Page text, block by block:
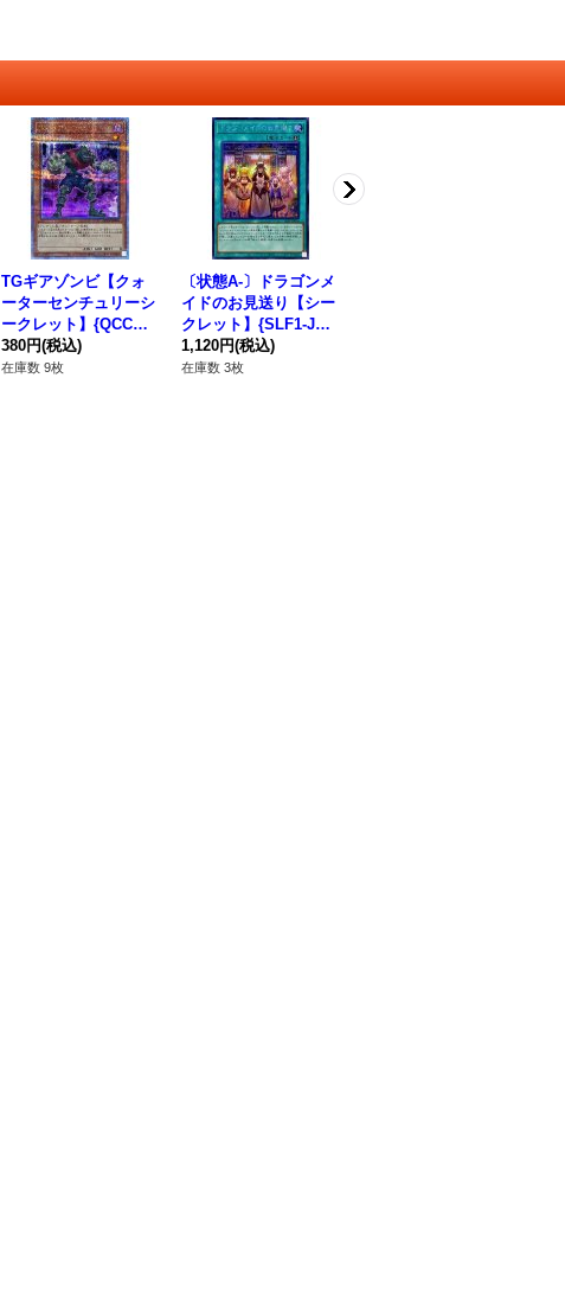
TGギアゾンビ【クォ
ーターセンチュリーシ
ークレット】{QCCP-J
P040}《モンスター》
380円(税込)
在庫数 9枚
〔状態A-〕ドラゴンメ
イドのお見送り【シー
クレット】{SLF1-JP0
70}《魔法》
1,120円(税込)
在庫数 3枚